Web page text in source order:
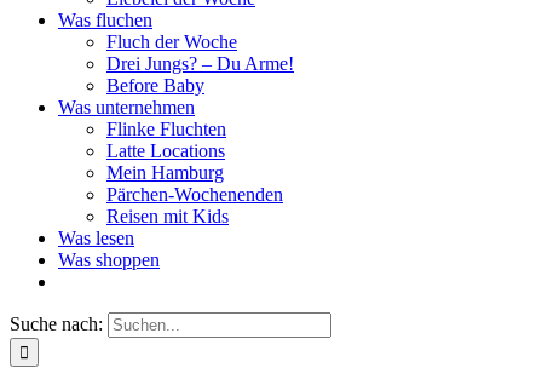
Was fluchen
Fluch der Woche
Drei Jungs? – Du Arme!
Before Baby
Was unternehmen
Flinke Fluchten
Latte Locations
Mein Hamburg
Pärchen-Wochenenden
Reisen mit Kids
Was lesen
Was shoppen
Suche nach: